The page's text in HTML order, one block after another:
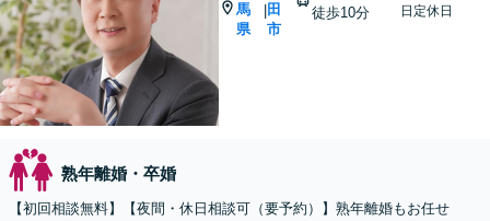
馬
県
|田
市
徒歩10分
日定休日
熟年離婚・卒婚
【初回相談無料】【夜間・休日相談可（要予約）】熟年離婚もお任せ